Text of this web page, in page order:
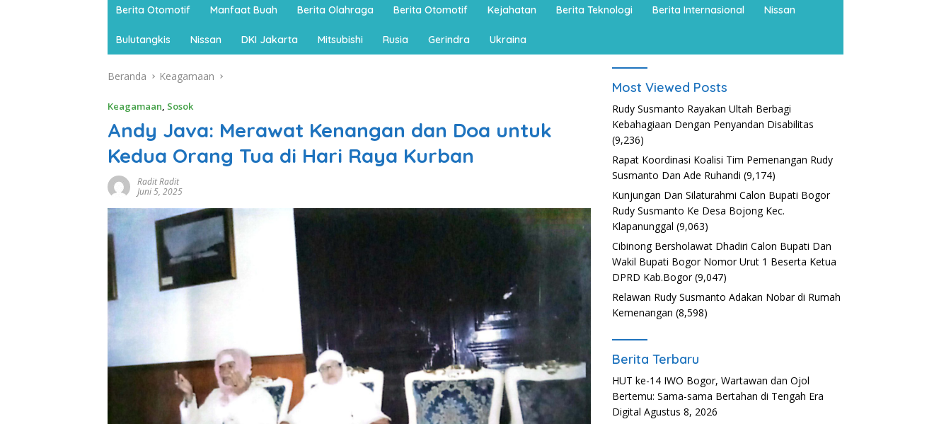
Berita Otomotif Manfaat Buah Berita Olahraga Berita Otomotif Kejahatan Berita Teknologi Berita Internasional Nissan
Bulutangkis Nissan DKI Jakarta Mitsubishi Rusia Gerindra Ukraina
Beranda Keagamaan
Keagamaan, Sosok
Andy Java: Merawat Kenangan dan Doa untuk
Kedua Orang Tua di Hari Raya Kurban
Radit Radit
Juni 5, 2025
Most Viewed Posts
Rudy Susmanto Rayakan Ultah Berbagi
Kebahagiaan Dengan Penyandan Disabilitas
(9,236)
Rapat Koordinasi Koalisi Tim Pemenangan Rudy
Susmanto Dan Ade Ruhandi (9,174)
Kunjungan Dan Silaturahmi Calon Bupati Bogor
Rudy Susmanto Ke Desa Bojong Kec.
Klapanunggal (9,063)
Cibinong Bersholawat Dhadiri Calon Bupati Dan
Wakil Bupati Bogor Nomor Urut 1 Beserta Ketua
DPRD Kab.Bogor (9,047)
Relawan Rudy Susmanto Adakan Nobar di Rumah
Kemenangan (8,598)
Berita Terbaru
HUT ke-14 IWO Bogor, Wartawan dan Ojol
Bertemu: Sama-sama Bertahan di Tengah Era
Digital Agustus 8, 2026